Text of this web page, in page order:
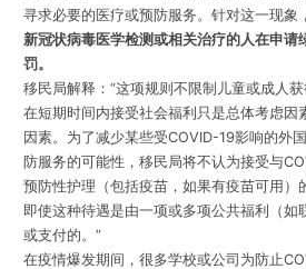
寻求必要的医疗或预防服务。针对这一现象
新冠状病毒医学检测或相关治疗的人在申请
罚。
移民局解释：“这项规则不限制儿童或成人获
在短期时间内接受社会福利只是总体考虑因
因素。为了减少某些受COVID-19影响的外
防服务的可能性，移民局将不认为接受与
预防性护理（包括疫苗，如果有疫苗可用）
即使这种待遇是由一项或多项公共福利（如
或支付的。”
在疫情爆发期间，很多学校或公司为防止